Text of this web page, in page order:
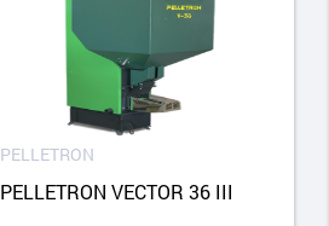
PELLETRON
PELLETRON VECTOR 36 III